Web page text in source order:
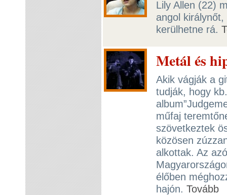
Lily Allen (22)
angol
kerülhetne rá.
Metál és
Akik vágják a
tudják, hogy
műfaj
szövetkeztek
közösen
alkottak. Az
élőben
hajón. Tovább